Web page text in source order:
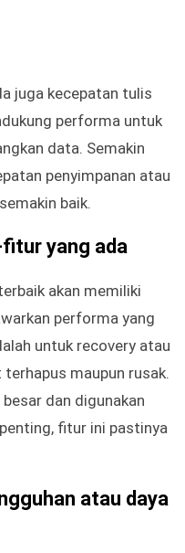
juga kecepatan tulis
performa untuk
data. Semakin
penyimpanan atau
baik.
yang ada
akan memiliki
performa yang
untuk recovery atau
maupun rusak.
dan digunakan
fitur ini pastinya
atau daya